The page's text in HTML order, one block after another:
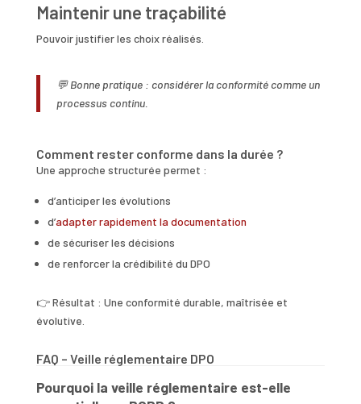
Maintenir une traçabilité
Pouvoir justifier les choix réalisés.
💬 Bonne pratique : considérer la conformité comme un
processus continu.
Comment rester conforme dans la durée ?
Une approche structurée permet :
d’anticiper les évolutions
d’adapter rapidement la documentation
de sécuriser les décisions
de renforcer la crédibilité du DPO
👉 Résultat : Une conformité durable, maîtrisée et
évolutive.
FAQ – Veille réglementaire DPO
Pourquoi la veille réglementaire est-elle